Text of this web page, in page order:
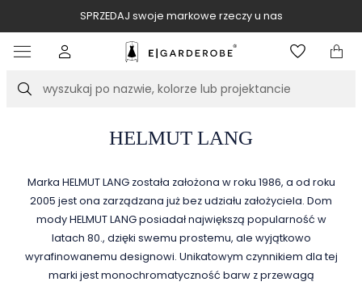
SPRZEDAJ swoje markowe rzeczy u nas
Szukaj
HELMUT LANG
Marka HELMUT LANG została założona w roku 1986, a od roku
2005 jest ona zarządzana już bez udziału założyciela. Dom
mody HELMUT LANG posiadał największą popularność w
latach 80., dzięki swemu prostemu, ale wyjątkowo
wyrafinowanemu designowi. Unikatowym czynnikiem dla tej
marki jest monochromatyczność barw z przewagą